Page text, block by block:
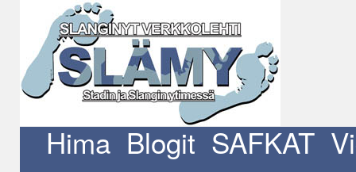
Hima Blogit SAFKAT